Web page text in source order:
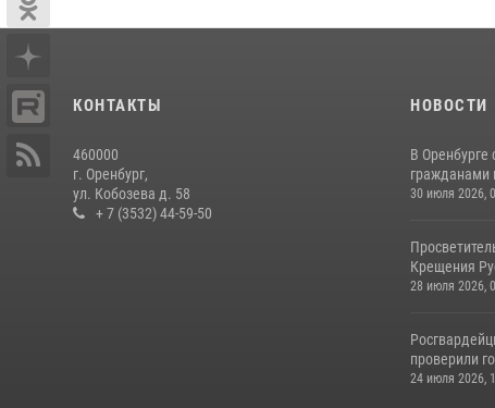
КОНТАКТЫ
460000
г. Оренбург,
ул. Кобозева д. 58
+ 7 (3532) 44-59-50
НОВОСТИ
В Оренбурге
гражданами
30 июля 2026,
Крещения
28 июля 2026,
проверили
24 июля 2026,